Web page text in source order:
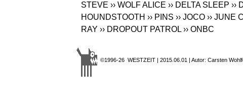
STEVE ›› WOLF ALICE ›› DELTA SLEEP ››
HOUNDSTOOTH ›› PINS ›› JOCO ›› JUNE
RAY ›› DROPOUT PATROL ›› ONBC
©1996-26 WESTZEIT | 2015.06.01 | Autor: Carsten